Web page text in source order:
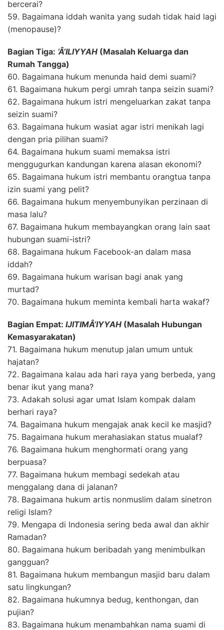
bercerai?
59. Bagaimana iddah wanita yang sudah tidak haid lagi
(menopause)?
Bagian Tiga: ‘Â’ILIYYAH (Masalah Keluarga dan
Rumah Tangga)
60. Bagaimana hukum menunda haid demi suami?
61. Bagaimana hukum pergi umrah tanpa seizin suami?
62. Bagaimana hukum istri mengeluarkan zakat tanpa
seizin suami?
63. Bagaimana hukum wasiat agar istri menikah lagi
dengan pria pilihan suami?
64. Bagaimana hukum suami memaksa istri
menggugurkan kandungan karena alasan ekonomi?
65. Bagaimana hukum istri membantu orangtua tanpa
izin suami yang pelit?
66. Bagaimana hukum menyembunyikan perzinaan di
masa lalu?
67. Bagaimana hukum membayangkan orang lain saat
hubungan suami-istri?
68. Bagaimana hukum Facebook-an dalam masa
iddah?
69. Bagaimana hukum warisan bagi anak yang
murtad?
70. Bagaimana hukum meminta kembali harta wakaf?
Bagian Empat: IJITIMÂ‘IYYAH (Masalah Hubungan
Kemasyarakatan)
71. Bagaimana hukum menutup jalan umum untuk
hajatan?
72. Bagaimana kalau ada hari raya yang berbeda, yang
benar ikut yang mana?
73. Adakah solusi agar umat Islam kompak dalam
berhari raya?
74. Bagaimana hukum mengajak anak kecil ke masjid?
75. Bagaimana hukum merahasiakan status mualaf?
76. Bagaimana hukum menghormati orang yang
berpuasa?
77. Bagaimana hukum membagi sedekah atau
menggalang dana di jalanan?
78. Bagaimana hukum artis nonmuslim dalam sinetron
religi Islam?
79. Mengapa di Indonesia sering beda awal dan akhir
Ramadan?
80. Bagaimana hukum beribadah yang menimbulkan
gangguan?
81. Bagaimana hukum membangun masjid baru dalam
satu lingkungan?
82. Bagaimana hukumnya bedug, kenthongan, dan
pujian?
83. Bagaimana hukum menambahkan nama suami di